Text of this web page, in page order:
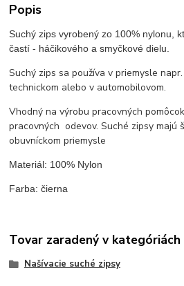
Popis
Suchý zips vyrobený zo 100% nylonu,
častí - háčikového a smyčkové dielu.
Suchý zips sa používa v priemysle
technickom alebo v automobilovom.
Vhodný na výrobu pracovných
pracovných odevov. Suché zipsy majú
obuvníckom priemysle
Materiál: 100% Nylon
Farba: čierna
Tovar zaradený v kategóriách
Našívacie suché zipsy